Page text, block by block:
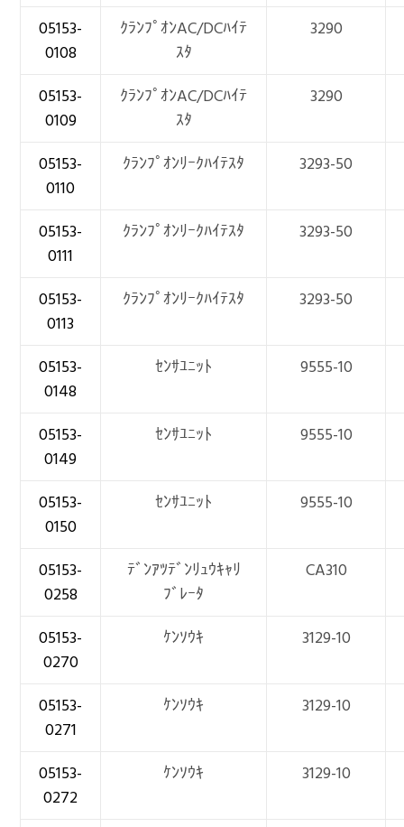
05153-
0108
ｸﾗﾝﾌﾟｵﾝAC/DCﾊｲﾃ
ｽﾀ
3290
05153-
0109
ｸﾗﾝﾌﾟｵﾝAC/DCﾊｲﾃ
ｽﾀ
3290
05153-
0110
ｸﾗﾝﾌﾟｵﾝﾘｰｸﾊｲﾃｽﾀ 3293-50
05153-
0111
ｸﾗﾝﾌﾟｵﾝﾘｰｸﾊｲﾃｽﾀ 3293-50
05153-
0113
ｸﾗﾝﾌﾟｵﾝﾘｰｸﾊｲﾃｽﾀ 3293-50
05153-
0148
ｾﾝｻﾕﾆｯﾄ 9555-10
05153-
0149
ｾﾝｻﾕﾆｯﾄ 9555-10
05153-
0150
ｾﾝｻﾕﾆｯﾄ 9555-10
05153-
0258
ﾃﾞﾝｱﾂﾃﾞﾝﾘｭｳｷｬﾘ
ﾌﾞﾚｰﾀ
CA310
05153-
0270
ｹﾝｿｳｷ 3129-10
05153-
0271
ｹﾝｿｳｷ 3129-10
05153-
0272
ｹﾝｿｳｷ 3129-10